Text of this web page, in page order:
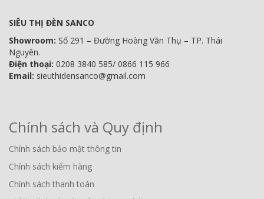
SIÊU THỊ ĐÈN SANCO
Showroom: Số 291 – Đường Hoàng Văn Thụ – TP. Thái
Nguyên.
Điện thoại: 0208 3840 585/ 0866 115 966
Email: sieuthidensanco@gmail.com
Chính sách và Quy định
Chính sách bảo mật thông tin
Chính sách kiểm hàng
Chính sách thanh toán